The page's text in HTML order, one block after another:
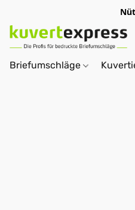
Briefumschläge